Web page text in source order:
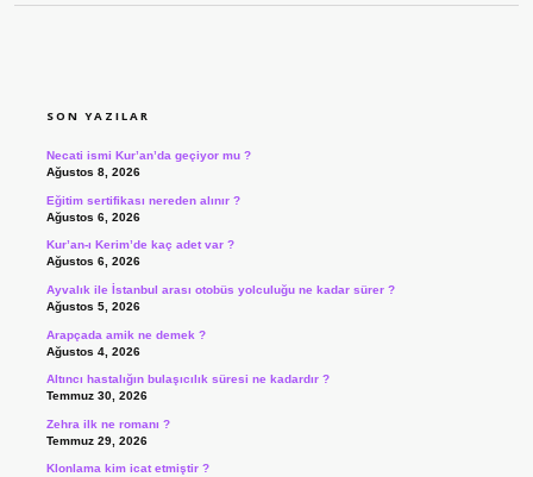
SON YAZILAR
Necati ismi Kur’an’da geçiyor mu ?
Ağustos 8, 2026
Eğitim sertifikası nereden alınır ?
Ağustos 6, 2026
Kur’an-ı Kerim’de kaç adet var ?
Ağustos 6, 2026
Ayvalık ile İstanbul arası otobüs yolculuğu ne kadar sürer ?
Ağustos 5, 2026
Arapçada amik ne demek ?
Ağustos 4, 2026
Altıncı hastalığın bulaşıcılık süresi ne kadardır ?
Temmuz 30, 2026
Zehra ilk ne romanı ?
Temmuz 29, 2026
Klonlama kim icat etmiştir ?